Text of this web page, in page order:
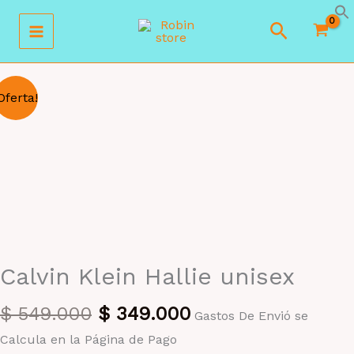
contenido
Buscar
Calvin Klein Hallie unisex
$549.000 El
precio
$ 349.000El
Gastos De Envió se
Calcula en la Página de Pago